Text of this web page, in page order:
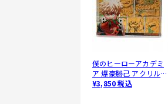
僕のヒーローアカデミ
ア 爆豪勝己 アクリルブ
ロック HEROES
¥3,850 税込